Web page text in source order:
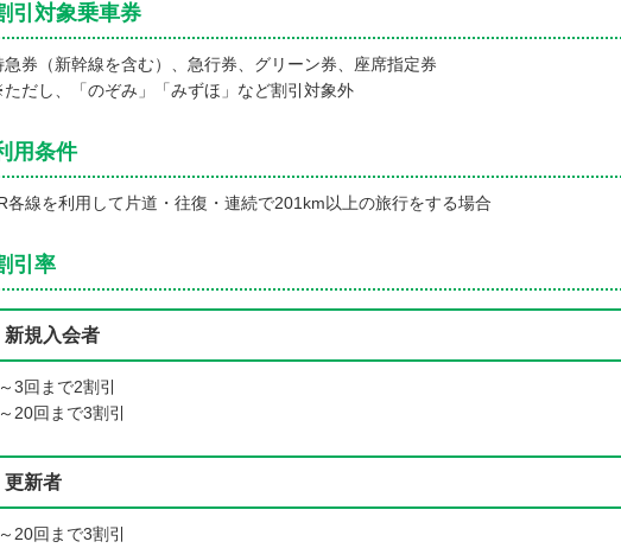
の接し方について
特性
式サイト
引対象乗車券
急券（新幹線を含む）、急行券、グリーン券、座席指定券
だし、「のぞみ」「みずほ」など割引対象外
用条件
各線を利用して片道・往復・連続で201km以上の旅行をする場合
引率
新規入会者
3回まで2割引
20回まで3割引
更新者
20回まで3割引